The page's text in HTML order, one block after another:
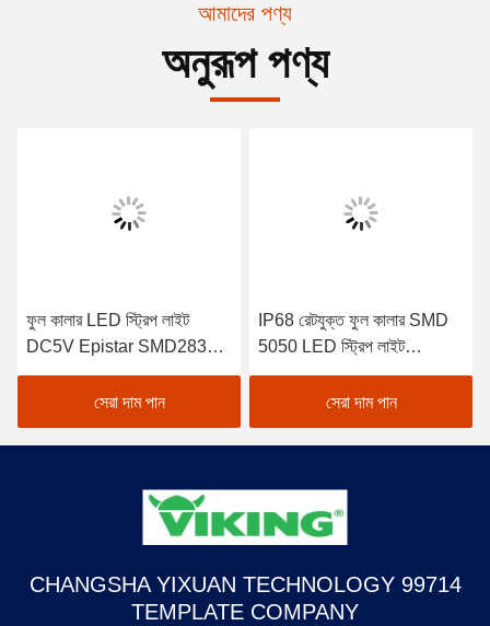
আমাদের পণ্য
অনুরূপ পণ্য
ফুল কালার LED স্ট্রিপ লাইট
DC5V Epistar SMD2835
IP65 5050 মডেল 12V ভোল্টেজ
অ্যাপ্লিকেশনের জন্য
সেরা দাম পান
IP68 রেটযুক্ত ফুল কালার SMD
5050 LED স্ট্রিপ লাইট
AC110-220V পাওয়ার ইনপুট
সেরা দাম পান
CHANGSHA YIXUAN TECHNOLOGY 99714
TEMPLATE COMPANY